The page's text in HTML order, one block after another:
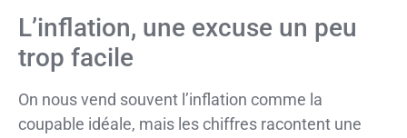
L’inflation, une excuse un peu
trop facile
On nous vend souvent l’inflation comme la
coupable idéale, mais les chiffres racontent une